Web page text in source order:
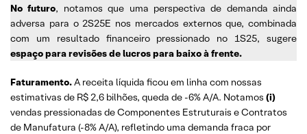
No futuro, notamos que uma perspectiva de demanda ainda
adversa para o 2S25E nos mercados externos que, combinada
com um resultado financeiro pressionado no 1S25, sugere
espaço para revisões de lucros para baixo à frente.
Faturamento.A receita líquida ficou em linha com nossas
estimativas de R$ 2,6 bilhões, queda de -6% A/A. Notamos (i)
vendas pressionadas de Componentes Estruturais e Contratos
de Manufatura (-8% A/A), refletindo uma demanda fraca por